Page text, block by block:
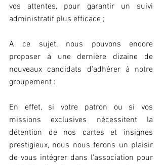
vos attentes, pour garantir un suivi
administratif plus efficace ;
A ce sujet, nous pouvons encore
proposer à une dernière dizaine de
nouveaux candidats d'adhérer à notre
groupement :
En effet, si votre patron ou si vos
missions exclusives nécessitent la
détention de nos cartes et insignes
prestigieux, nous nous ferons un plaisir
de vous intégrer dans l'association pour